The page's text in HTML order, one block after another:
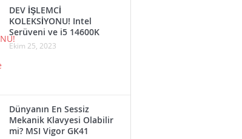
DEV İŞLEMCİ
KOLEKSİYONU! Intel
Serüveni ve i5 14600K
Ekim 25, 2023
Dünyanın En Sessiz
Mekanik Klavyesi Olabilir
mi? MSI Vigor GK41